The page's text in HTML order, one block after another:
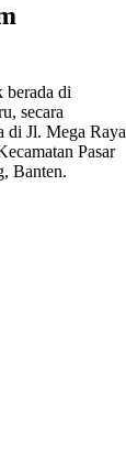
berada di
secara
di Jl. Mega Raya
Pasar
Banten.